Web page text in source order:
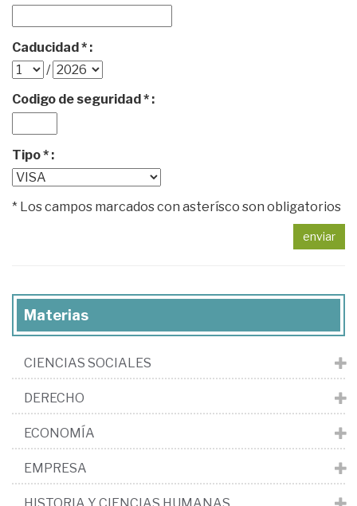
Caducidad * :
/
Codigo de seguridad * :
Tipo * :
* Los campos marcados con asterísco son obligatorios
enviar
Materias
CIENCIAS SOCIALES
DERECHO
ECONOMÍA
EMPRESA